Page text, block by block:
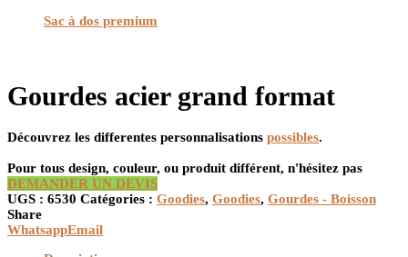
Sac à dos premium
Gourdes acier grand format
Découvrez les differentes personnalisations possibles.
Pour tous design, couleur, ou produit différent, n'hésitez pas
DEMANDER UN DEVIS
UGS : 6530 Catégories : Goodies, Goodies, Gourdes - Boisson
Share
WhatsappEmail